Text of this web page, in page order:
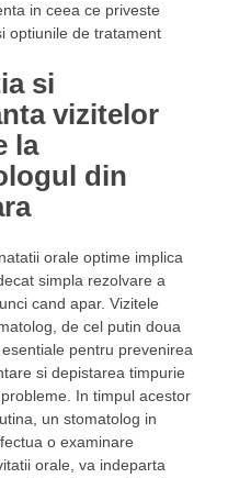
in ceea ce priveste
optiunile de tratament
si
vizitelor
la
din
orale optime implica
simpla rezolvare a
cand apar. Vizitele
de cel putin doua
pentru prevenirea
si depistarea timpurie
In timpul acestor
un stomatolog in
o examinare
orale, va indeparta